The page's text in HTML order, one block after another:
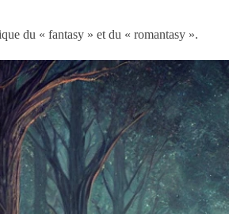
du « fantasy » et du « romantasy ».